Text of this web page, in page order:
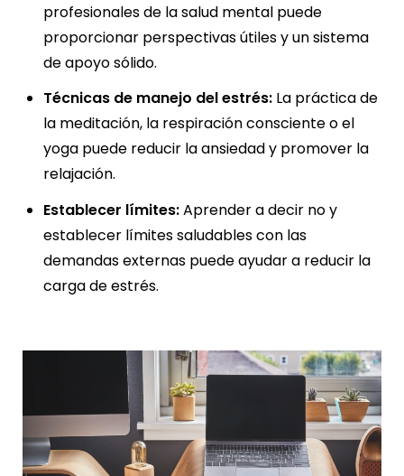
profesionales de la salud mental puede
proporcionar perspectivas útiles y un sistema
de apoyo sólido.
Técnicas de manejo del estrés: La práctica de
la meditación, la respiración consciente o el
yoga puede reducir la ansiedad y promover la
relajación.
Establecer límites:Aprender a decir no y
establecer límites saludables con las
demandas externas puede ayudar a reducir la
carga de estrés.